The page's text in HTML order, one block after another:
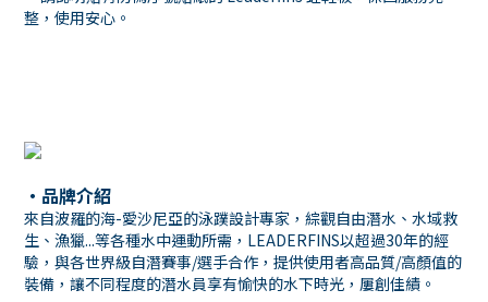
整，使用安心。
・ 品牌介紹
來自波羅的海-愛沙尼亞的泳蹼設計專家，綜觀自由潛水、水域救
生、漁獵...等各種水中運動所需，LEADERFINS以超過30年的經
驗，與各世界級自潛賽事/選手合作，提供使用者高品質/高顏值的
裝備，讓不同程度的潛水員享有愉快的水下時光，屢創佳績。